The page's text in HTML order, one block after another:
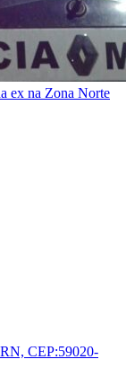
ex na Zona Norte
CEP:59020-